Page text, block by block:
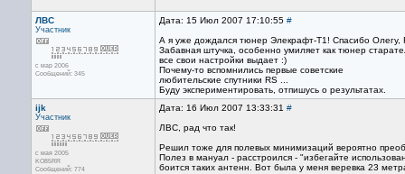
ЛВС
Участник
с мар 2006
Сообщений: 345
Дата: 15 Июл 2007 17:10:55 #
А я уже дождался тюнер Элекрафт-Т1! Спасибо Олегу,
Забавная штучка, особенно умиляет как тюнер
все свои настройки выдает :)
Почему-то вспомнились первые советские
любительские спутники RS ...
Буду экспериментировать, отпишусь о результатах.
ijk
Участник
с мая 2005
KO85RR
Сообщений: 774
Дата: 16 Июл 2007 13:33:31 #
ЛВС, рад что так!
Решил тоже для полевых минимизаций вероятно
Полез в мануал - расстроился - "избегайте
боится таких антенн. Вот была у меня веревка 23